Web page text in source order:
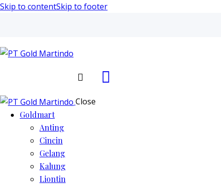
Skip to contentSkip to footer
Search
Close
Goldmart
Anting
Cincin
Gelang
Kalung
Liontin